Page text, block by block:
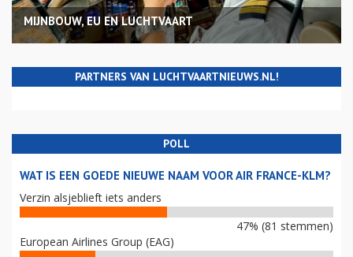
MIJNBOUW, EU EN LUCHTVAART
PARTNERS VAN LUCHTVAARTNIEUWS.NL!
POLL
WAT IS EEN GOEDE NIEUWE NAAM VOOR AIR FRANCE-KLM?
Verzin alsjeblieft iets anders
47% (81 stemmen)
European Airlines Group (EAG)